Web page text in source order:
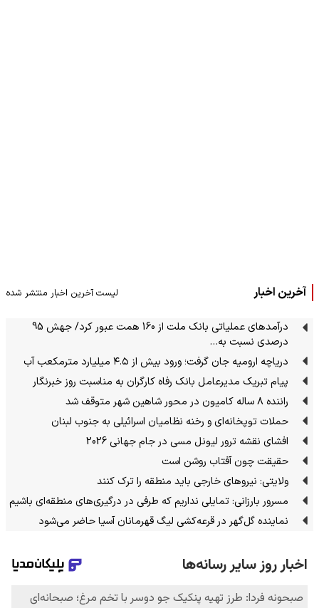
آخرین اخبار لیست آخرین اخبار منتشر شده
درآمدهای عملیاتی بانک ملت از 160 همت عبور کرد/ جهش 95
درصدی نسبت به…
دریاچه ارومیه جان گرفت؛ ورود بیش از ۴.۵ میلیارد مترمکعب آب
پیام تبریک مدیرعامل بانک رفاه کارگران به مناسبت روز خبرنگار
راننده ۸ ساله کامیون در محور شاهین شهر متوقف شد
حملات توپخانه‌ای و رخنه نظامیان اسرائیلی به جنوب لبنان
افشای نقشه ترور لیونل مسی در جام جهانی 2026
حقیقت چون آفتاب روشن است
ولایتی: نیروهای خارجی باید منطقه را ترک کنند
مسرور بارزانی: تمایلی نداریم که طرفی در درگیری‌های منطقه‌ای باشیم
نماینده گل‌گهر در قرعه‌کشی لیگ قهرمانان آسیا حاضر می‌شود